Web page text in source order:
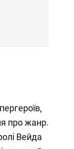
про жанр.
Вейда